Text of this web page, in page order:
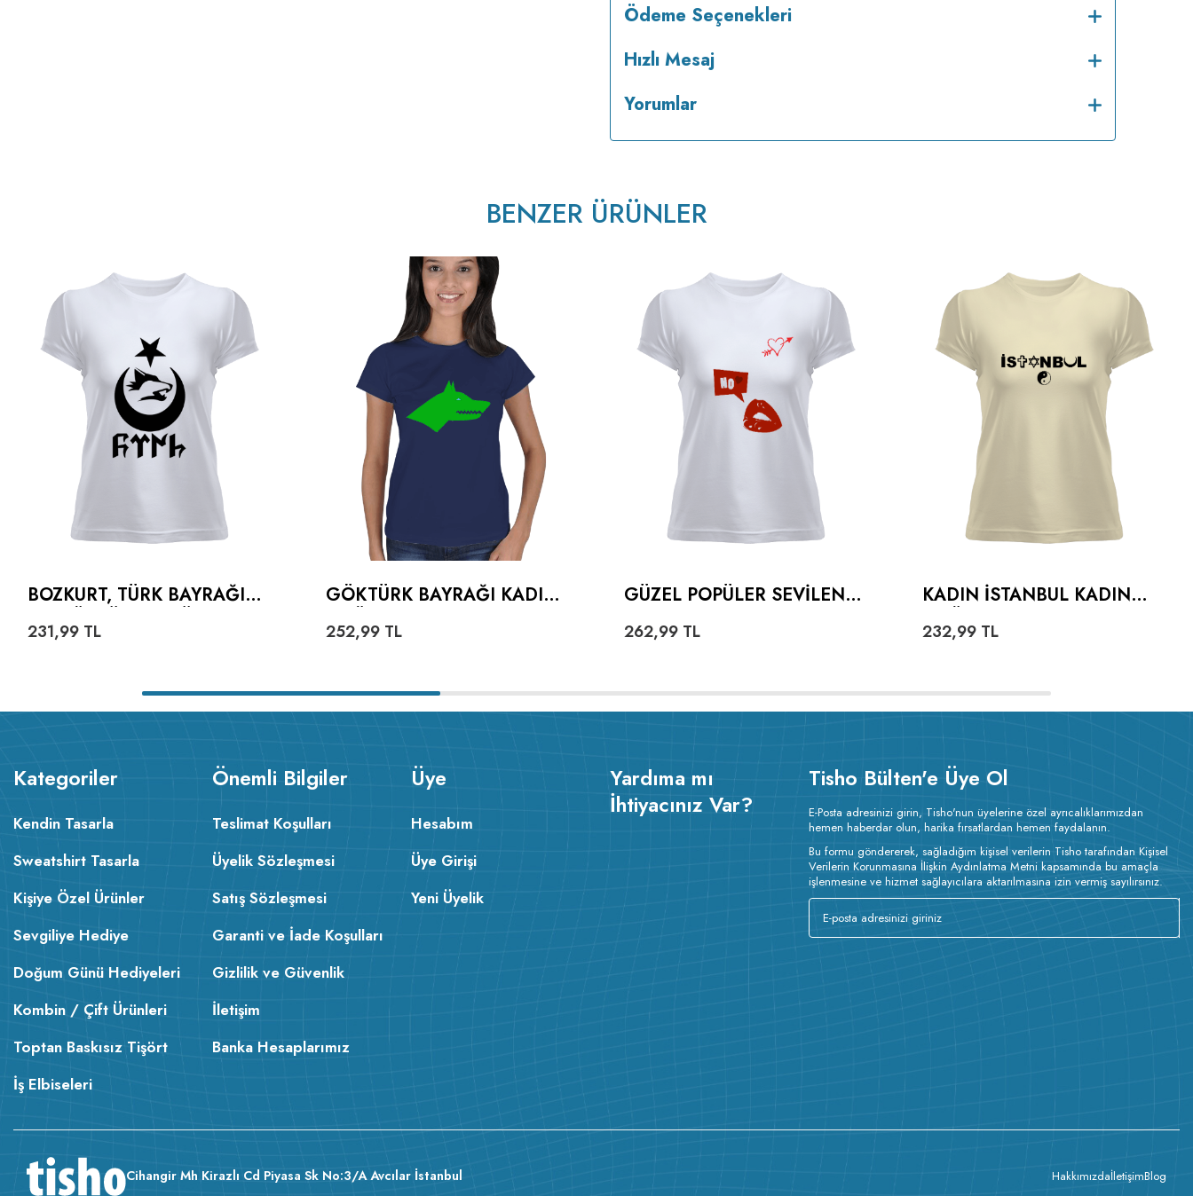
tersten ütülenir.
Ödeme Seçenekleri
Hızlı Mesaj
Yorumlar
BENZER ÜRÜNLER
BOZKURT, TÜRK BAYRAĞI
YAZILI KADIN TIŞÖRT
231,99 TL
GÖKTÜRK BAYRAĞI KADIN
252,99 TL
GÜZEL POPÜLER SEVILEN
TIŞÖRT
262,99 TL
KADIN İSTANBUL KADIN
232,99 TL
Kategoriler
Kendin Tasarla
Sweatshirt Tasarla
Kişiye Özel Ürünler
Sevgiliye Hediye
Doğum Günü Hediyeleri
Kombin / Çift Ürünleri
Toptan Baskısız Tişört
İş Elbiseleri
Önemli Bilgiler
Teslimat Koşulları
Üyelik Sözleşmesi
Satış Sözleşmesi
Garanti ve İade Koşulları
Gizlilik ve Güvenlik
İletişim
Banka Hesaplarımız
Üye
Hesabım
Üye Girişi
Yeni Üyelik
Yardıma mı
İhtiyacınız Var?
Tisho Bülten'e Üye Ol
E-Posta adresinizi girin, Tisho'nun üyelerine özel ayrıcalıklarımızdan
hemen haberdar olun, harika fırsatlardan hemen faydalanın.
Bu formu göndererek, sağladığım kişisel verilerin Tisho tarafından Kişisel
Verilerin Korunmasına İlişkin Aydınlatma Metni kapsamında bu amaçla
işlenmesine ve hizmet sağlayıcılara aktarılmasına izin vermiş sayılırsınız.
Cihangir Mh Kirazlı Cd Piyasa Sk No:3/A Avcılar İstanbul HakkımızdaİletişimBlog